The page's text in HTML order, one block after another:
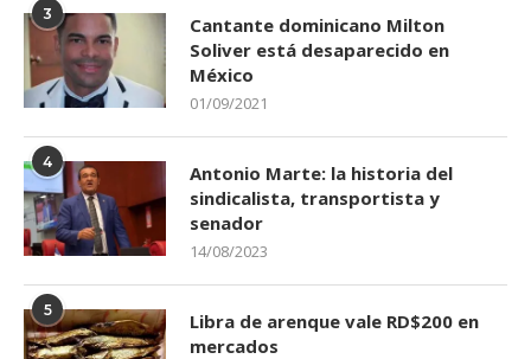
3
Cantante dominicano Milton
Soliver está desaparecido en
México
01/09/2021
4
Antonio Marte: la historia del
sindicalista, transportista y
senador
14/08/2023
5
Libra de arenque vale RD$200 en
mercados